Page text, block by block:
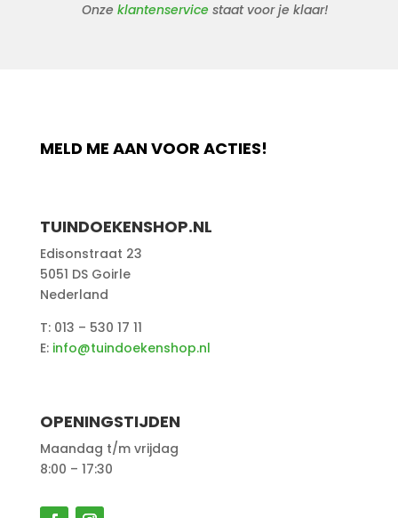
Onze klantenservice staat voor je klaar!
MELD ME AAN VOOR ACTIES!
TUINDOEKENSHOP.NL
Edisonstraat 23
5051 DS Goirle
Nederland
T: 013 – 530 17 11
E: info@tuindoekenshop.nl
OPENINGSTIJDEN
Maandag t/m vrijdag
8:00 – 17:30